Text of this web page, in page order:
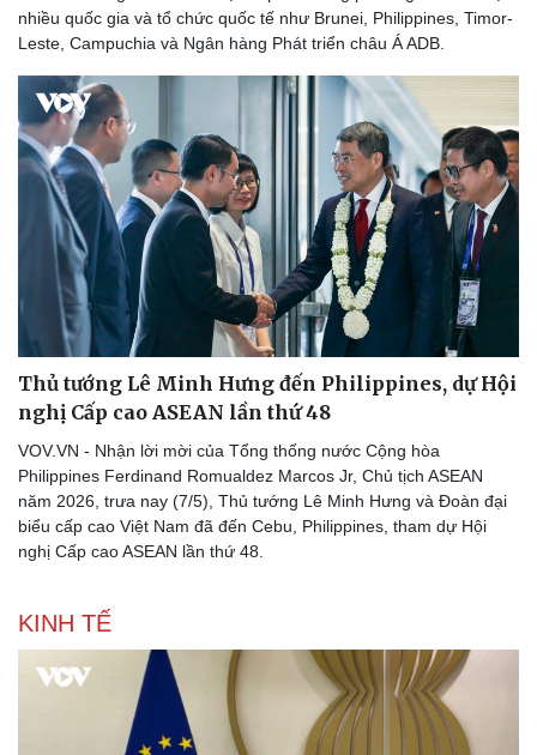
nhiều quốc gia và tổ chức quốc tế như Brunei, Philippines, Timor-
Leste, Campuchia và Ngân hàng Phát triển châu Á ADB.
Thủ tướng Lê Minh Hưng đến Philippines, dự Hội
nghị Cấp cao ASEAN lần thứ 48
VOV.VN - Nhận lời mời của Tổng thống nước Cộng hòa
Philippines Ferdinand Romualdez Marcos Jr, Chủ tịch ASEAN
năm 2026, trưa nay (7/5), Thủ tướng Lê Minh Hưng và Đoàn đại
biểu cấp cao Việt Nam đã đến Cebu, Philippines, tham dự Hội
nghị Cấp cao ASEAN lần thứ 48.
KINH TẾ